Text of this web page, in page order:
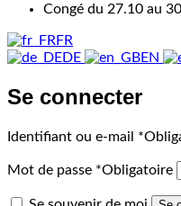
Congé du 27.10 au
FR
DE
EN
Se connecter
Identifiant ou e-mail *
Mot de passe *Obligatoire